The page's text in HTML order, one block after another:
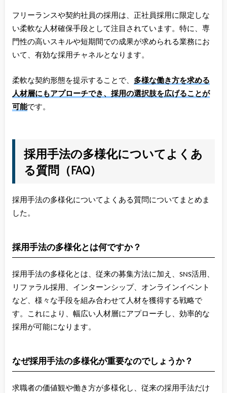
フリーランスや契約社員の採用は、正社員採用に限定しな
い柔軟な人材確保手段として注目されています。特に、専
門性の高いスキルや短期間での成果が求められる業務にお
いて、有効な採用チャネルとなります。
柔軟な契約形態を提示することで、 多様な働き方を求める
人材層にもアプローチでき、採用の選択肢を広げることが
可能です。
採用手法の多様化についてよくあ
る質問（FAQ）
採用手法の多様化についてよくある質問についてまとめま
した。
採用手法の多様化とは何ですか？
採用手法の多様化とは、従来の募集方法に加え、SNS活用、
リファラル採用、インターンシップ、オンラインイベント
など、様々な手段を組み合わせて人材を獲得する戦略で
す。これにより、幅広い人材層にアプローチし、効率的な
採用が可能になります。
なぜ採用手法の多様化が重要なのでしょうか？
求職者の価値観や働き方が多様化し、従来の採用手法だけ